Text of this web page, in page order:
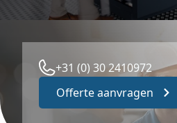
+31 (0) 30 2410972
Offerte aanvragen